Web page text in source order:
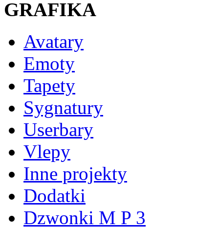
GRAFIKA
Avatary
Emoty
Tapety
Sygnatury
Userbary
Vlepy
Inne projekty
Dodatki
Dzwonki M P 3